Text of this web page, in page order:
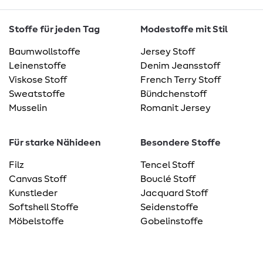
Stoffe für jeden Tag
Baumwollstoffe
Leinenstoffe
Viskose Stoff
Sweatstoffe
Musselin
Modestoffe mit Stil
Jersey Stoff
Denim Jeansstoff
French Terry Stoff
Bündchenstoff
Romanit Jersey
Für starke Nähideen
Filz
Canvas Stoff
Kunstleder
Softshell Stoffe
Möbelstoffe
Besondere Stoffe
Tencel Stoff
Bouclé Stoff
Jacquard Stoff
Seidenstoffe
Gobelinstoffe